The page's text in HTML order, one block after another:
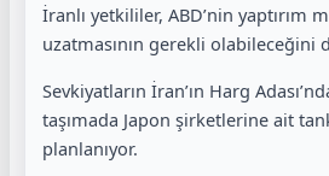
İranlı yetkililer, ABD’nin yaptırım
uzatmasının gerekli olabileceğini
Sevkiyatların İran’ın Harg
taşımada Japon şirketlerine ait
planlanıyor.